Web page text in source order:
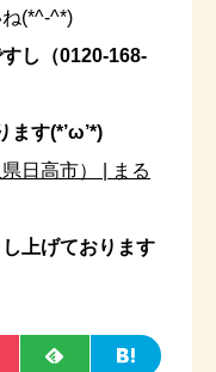
(*^-^*)
し（0120-168-
す(*’ω’*)
日高市） | まる
上げております